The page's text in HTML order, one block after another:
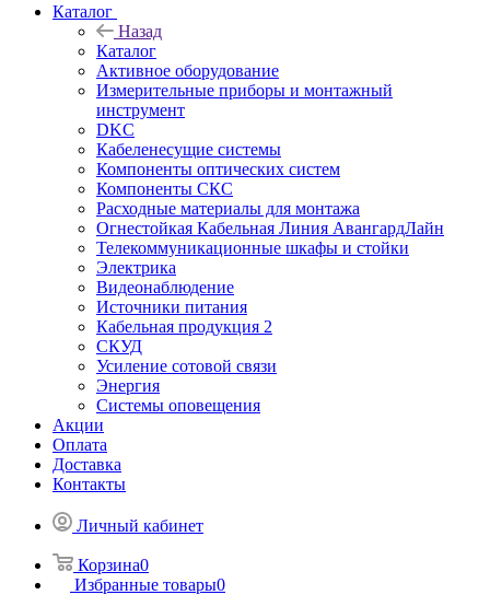
Каталог
Назад
Каталог
Активное оборудование
Измерительные приборы и монтажный
инструмент
DKC
Кабеленесущие системы
Компоненты оптических систем
Компоненты СКС
Расходные материалы для монтажа
Огнестойкая Кабельная Линия АвангардЛайн
Телекоммуникационные шкафы и стойки
Электрика
Видеонаблюдение
Источники питания
Кабельная продукция 2
СКУД
Усиление сотовой связи
Энергия
Системы оповещения
Акции
Оплата
Доставка
Контакты
Личный кабинет
Корзина0
Избранные товары0